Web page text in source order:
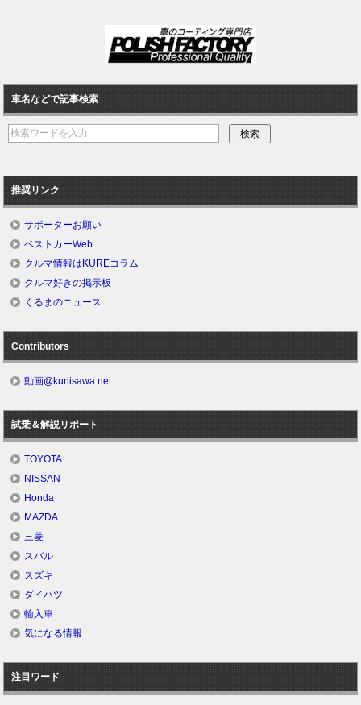
車名などで記事検索
推奨リンク
サポーターお願い
ベストカーWeb
クルマ情報はKUREコラム
クルマ好きの掲示板
くるまのニュース
Contributors
動画@kunisawa.net
試乗＆解説リポート
TOYOTA
NISSAN
Honda
MAZDA
三菱
スバル
スズキ
ダイハツ
輸入車
気になる情報
注目ワード